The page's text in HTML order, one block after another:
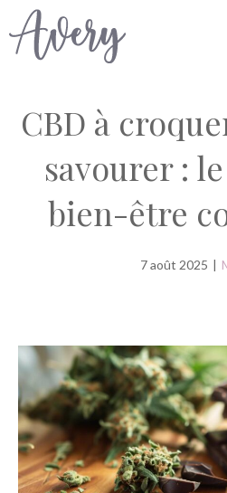
Aller
au
CBD à
savourer :
bien-être
7 août 2025 |